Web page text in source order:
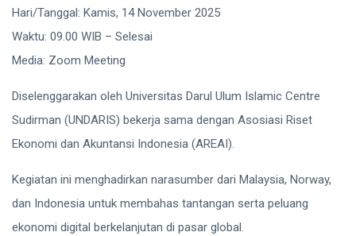
Hari/Tanggal: Kamis, 14 November 2025
Waktu: 09.00 WIB – Selesai
Media: Zoom Meeting
Diselenggarakan oleh Universitas Darul Ulum Islamic Centre
Sudirman (UNDARIS) bekerja sama dengan Asosiasi Riset
Ekonomi dan Akuntansi Indonesia (AREAI).
Kegiatan ini menghadirkan narasumber dari Malaysia, Norway,
dan Indonesia untuk membahas tantangan serta peluang
ekonomi digital berkelanjutan di pasar global.